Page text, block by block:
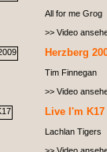
All for me Grog
>> Video
Herzberg
Tim Finnegan
>> Video
Live I'm K17
Lachlan Tigers